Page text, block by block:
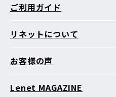
ご利用ガイド
リネットについて
お客様の声
Lenet MAGAZINE